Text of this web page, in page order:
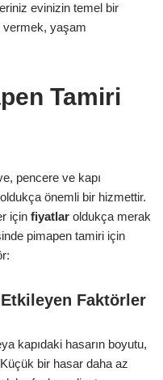
evinizin temel bir
vermek, yaşam
Tamiri
pencere ve kapı
önemli bir hizmettir.
için fiyatlar oldukça merak
pimapen tamiri için
Etkileyen Faktörler
kapıdaki hasarın boyutu,
bir hasar daha az